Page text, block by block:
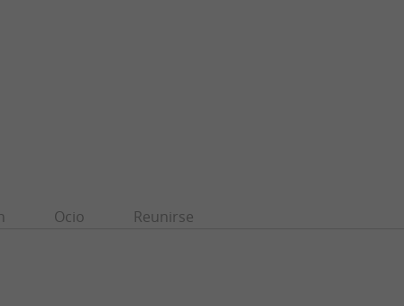
Ocio Reunirse